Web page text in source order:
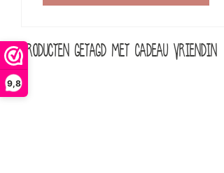
9,8
Producten getagd met cadeau vriendin